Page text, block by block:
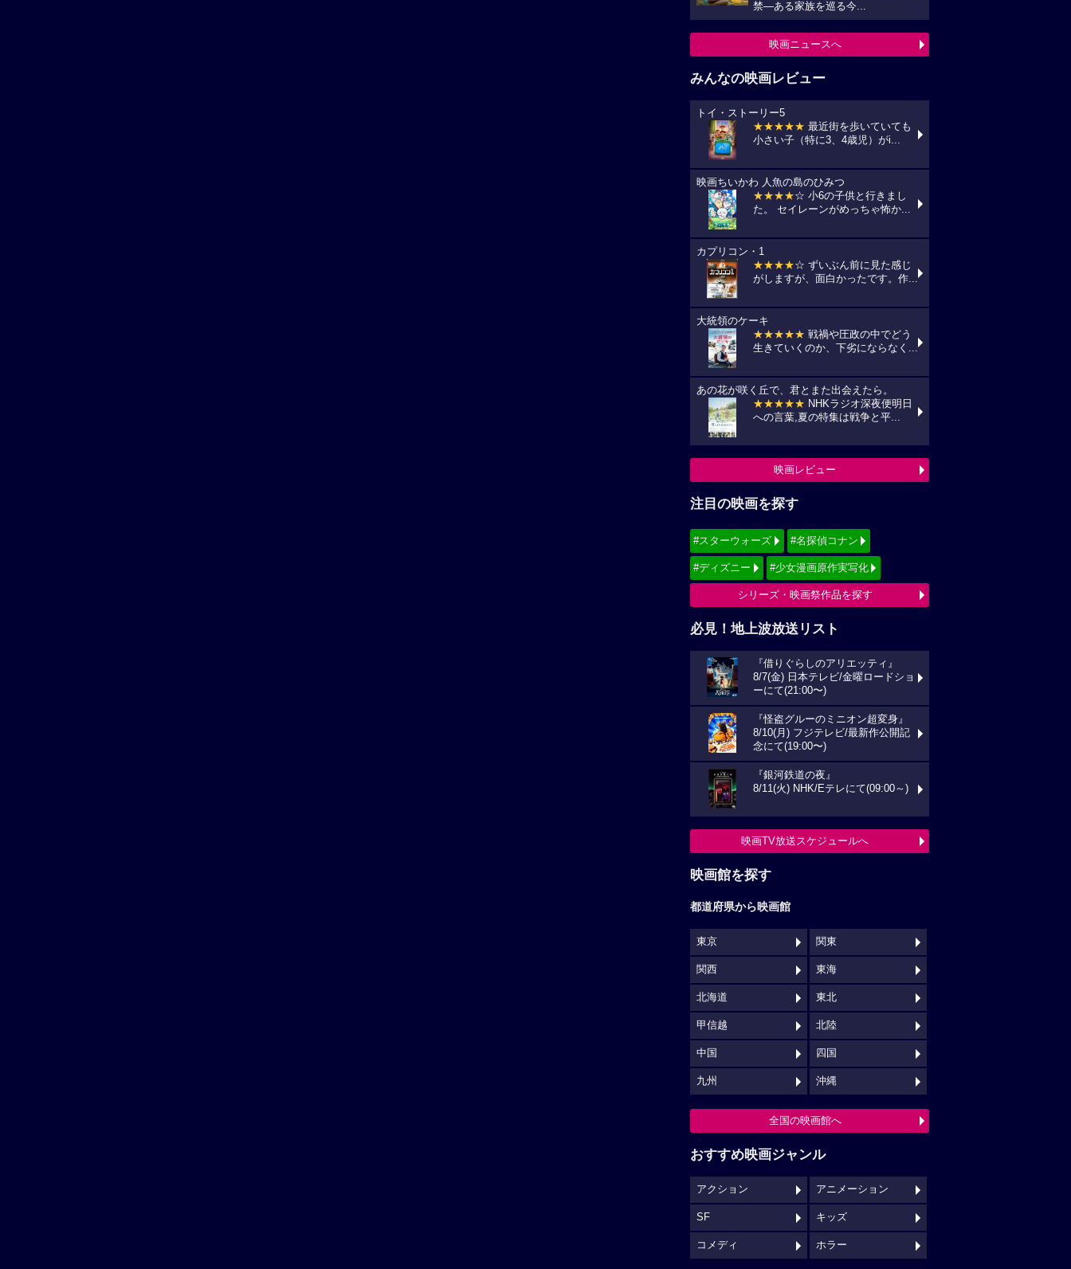
禁―ある家族を巡る今...
映画ニュースへ
みんなの映画レビュー
トイ・ストーリー5
★★★★★ 最近街を歩いていても
小さい子（特に3、4歳児）がi...
映画ちいかわ 人魚の島のひみつ
★★★★☆ 小6の子供と行きまし
た。 セイレーンがめっちゃ怖か...
カプリコン・1
★★★★☆ ずいぶん前に見た感じ
がしますが、面白かったです。作...
大統領のケーキ
★★★★★ 戦禍や圧政の中でどう
生きていくのか、下劣にならなく...
あの花が咲く丘で、君とまた出会えたら。
★★★★★ NHKラジオ深夜便明日
への言葉,夏の特集は戦争と平...
映画レビュー
注目の映画を探す
#スターウォーズ #名探偵コナン
#ディズニー #少女漫画原作実写化
シリーズ・映画祭作品を探す
必見！地上波放送リスト
『借りぐらしのアリエッティ』
8/7(金) 日本テレビ/金曜ロードショ
ーにて(21:00〜)
『怪盗グルーのミニオン超変身』
8/10(月) フジテレビ/最新作公開記
念にて(19:00〜)
『銀河鉄道の夜』
8/11(火) NHK/Eテレにて(09:00～)
映画TV放送スケジュールへ
映画館を探す
都道府県から映画館
東京 関東
関西 東海
北海道 東北
甲信越 北陸
中国 四国
九州 沖縄
全国の映画館へ
おすすめ映画ジャンル
アクション アニメーション
SF キッズ
コメディ ホラー